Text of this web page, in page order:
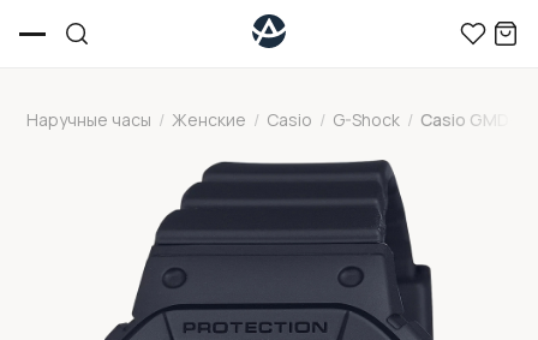
Наручные часы / Женские / Casio / G-Shock / Casio GMD-